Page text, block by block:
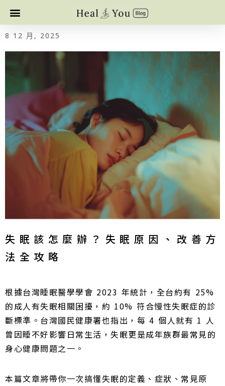
8 12 月, 2025
失眠該怎麼辦？失眠原因、改善方
法全攻略
根據台灣睡眠醫學學會 2023 年統計，全台約有 25%
的成人有失眠相關困擾，約 10% 符合慢性失眠症的診
斷標準。台灣國民健康署也指出，每 4 個人就有 1 人
曾因睡不好影響日常生活，失眠更是成年族群最常見的
身心健康問題之一。
本篇文章將帶你一次搞懂失眠的定義、症狀、常見原